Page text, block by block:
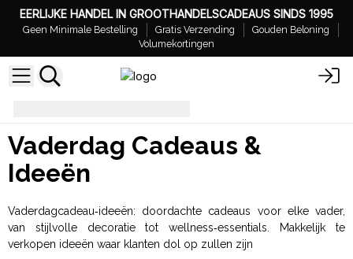
EERLIJKE HANDEL IN GROOTHANDELSCADEAUS SINDS 1995
Geen Minimale Bestelling Gratis Verzending
Gouden Beloning
Volumekortingen
Vaderdag Cadeaus &
Ideeën
Vaderdagcadeau‑ideeën: doordachte cadeaus voor elke vader,
van stijlvolle decoratie tot wellness‑essentials. Makkelijk te
verkopen ideeën waar klanten dol op zullen zijn